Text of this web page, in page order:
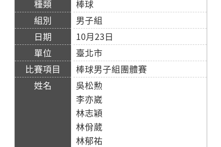
棒球
男子組
10月23日
臺北市
棒球男子組團體賽
吳松勲
李亦崴
林志穎
林佾葳
林郁祐